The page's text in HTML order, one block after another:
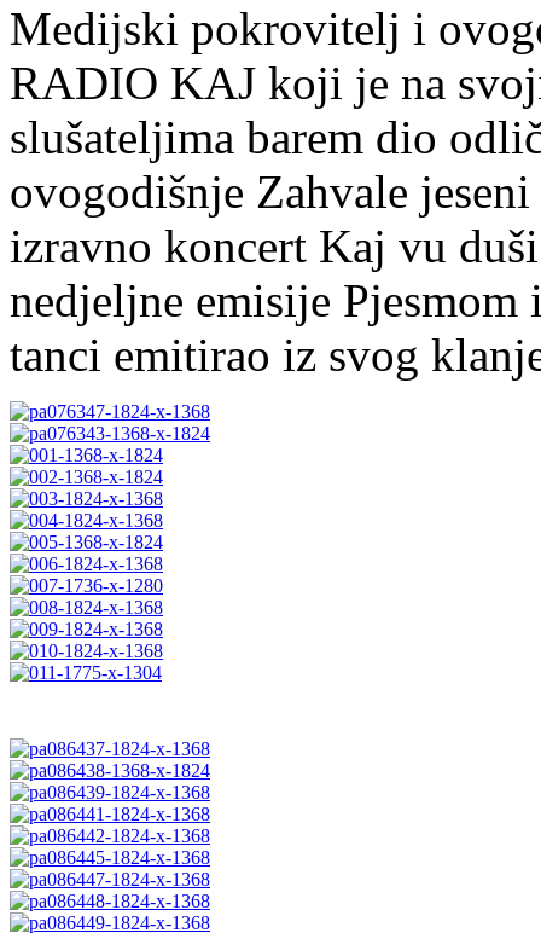
Medijski pokrovitelj i
RADIO KAJ koji je na
slušateljima barem dio
ovogodišnje Zahvale
izravno koncert Kaj vu
nedjeljne emisije
tanci emitirao iz svog